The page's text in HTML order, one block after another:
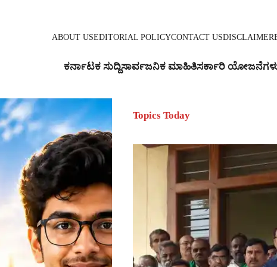
ABOUT USEDITORIAL POLICYCONTACT USDISCLAIMER
ಕರ್ನಾಟಕ ಸುದ್ದಿಸಾರ್ವಜನಿಕ ಮಾಹಿತಿಸರ್ಕಾರಿ
Topics Today